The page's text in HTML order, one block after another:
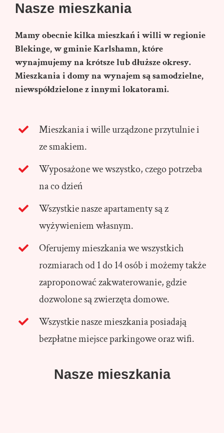
Nasze mieszkania
Mamy obecnie kilka mieszkań i willi w regionie
Blekinge, w gminie Karlshamn, które
wynajmujemy na krótsze lub dłuższe okresy.
Mieszkania i domy na wynajem są samodzielne,
niewspółdzielone z innymi lokatorami.
Mieszkania i wille urządzone przytulnie i
ze smakiem.
Wyposażone we wszystko, czego potrzeba
na co dzień
Wszystkie nasze apartamenty są z
wyżywieniem własnym.
Oferujemy mieszkania we wszystkich
rozmiarach od 1 do 14 osób i możemy także
zaproponować zakwaterowanie, gdzie
dozwolone są zwierzęta domowe.
Wszystkie nasze mieszkania posiadają
bezpłatne miejsce parkingowe oraz wifi.
Nasze mieszkania